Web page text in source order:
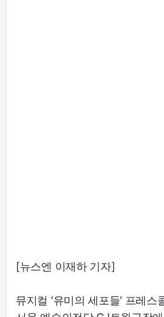
[뉴스엔 이재하 기자]
뮤지컬 '유미의 세포들' 프레스